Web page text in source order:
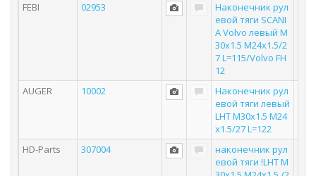
FEBI
02953
Наконечник рул
евой тяги SCANI
A Volvo левый М
30х1.5 М24х1.5/2
7 L=115/Volvo FH
12
AUGER
10002
Наконечник рул
евой тяги левый
LHT M30x1.5 M24
x1.5/27 L=122
HD-Parts
307004
наконечник рул
евой тяги !LHT M